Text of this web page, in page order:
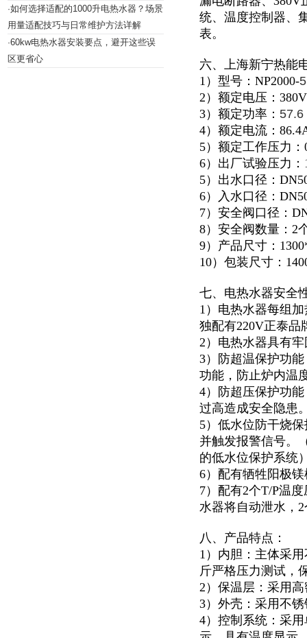
·如何选择适配的1000升电热水器？场景
用量适配技巧与日常维护方法详解
·60kw电热水器安装要点，避开这些误
区更省心
统、温度控制器、
表。
六、上海新宁热能
1）型号：NP2000-
2）额定电压：380V
3）额定功率： 57.6
4）额定电流：
5）额定工作压力：
6）出厂试验压力：
5）出水口径：
6）入水口径：
7）安全阀口径：
8）安全阀数量：2
9）产品尺寸：
10）包装尺寸：
七、电热水器安全
1）电热水器每组
独配有220V正泰品
2）电热水器具有
3）防超温保护功
功能，防止炉内温
4）防超压保护功
过高造成安全隐患
5）低水位防干烧
并触发报警信号。
的低水位保护系统
6）配有牺牲阳极
7）配有2个T/P温
水器将自动泄水，
八、产品特点：
1）内胆：主体采
斤严格压力测试，
2）保温层：采用
3）外壳：采用不
4）控制系统：采